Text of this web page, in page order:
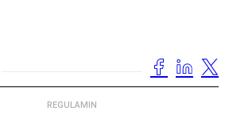
REGULAMIN